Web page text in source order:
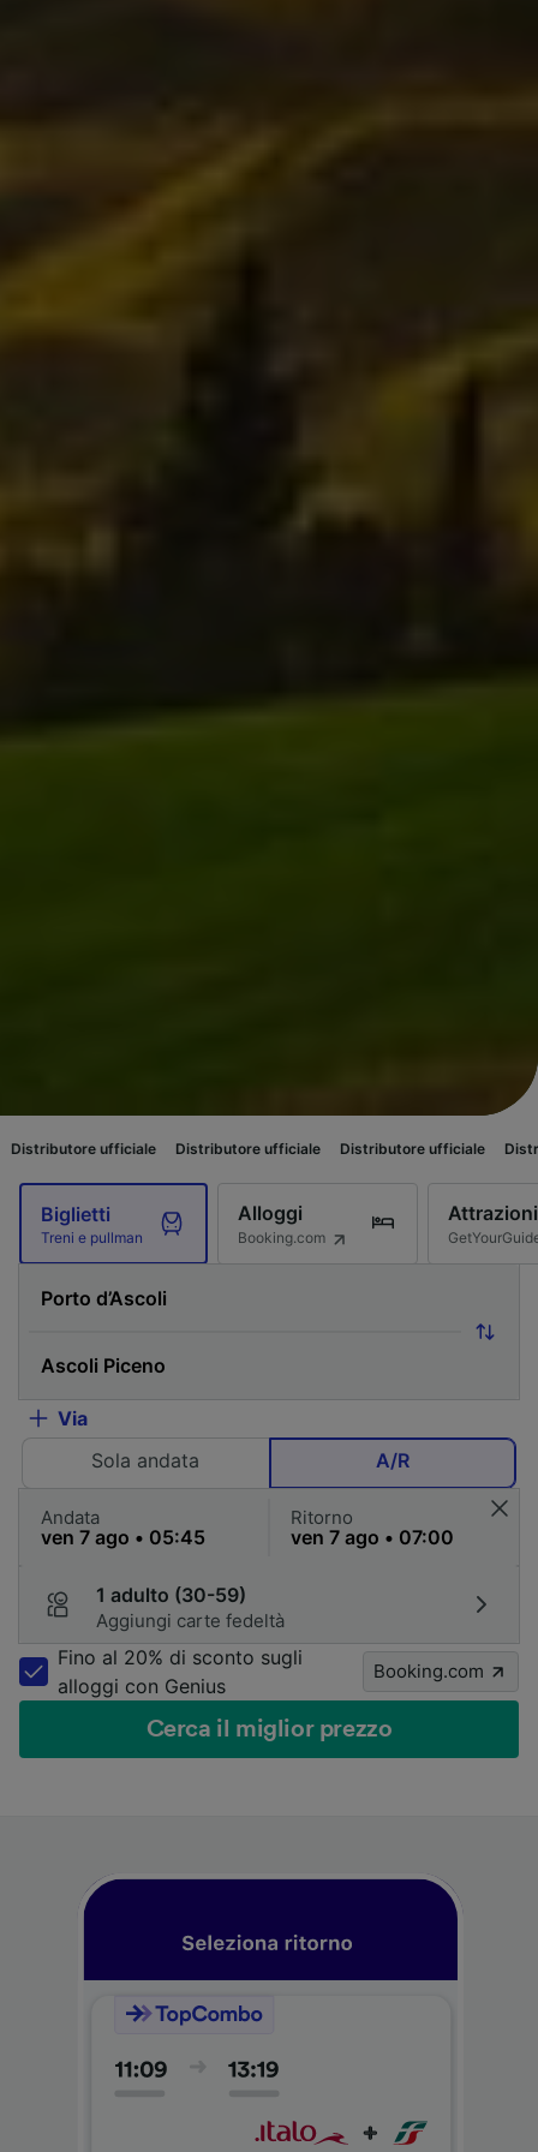
ufficiale Distributore ufficiale Distributore ufficiale Distributore
Biglietti
Treni e pullman
Alloggi
Booking.com
Attrazioni
Via
Sola andata
A/R
Andata Ritorno
1 adulto (30-59)
Aggiungi carte fedeltà
Fino al 20% di sconto sugli
alloggi con Genius
Booking.com
Cerca il miglior prezzo